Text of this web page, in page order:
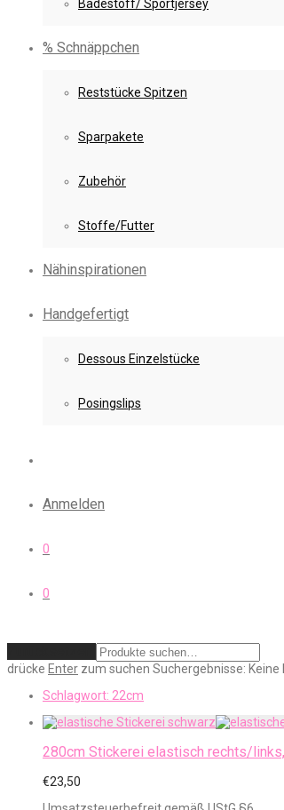
Badestoff/ Sportjersey
% Schnäppchen
Reststücke Spitzen
Sparpakete
Zubehör
Stoffe/Futter
Nähinspirationen
Handgefertigt
Dessous Einzelstücke
Posingslips
Anmelden
0
0
drücke Enter zum suchen Suchergebnisse:
Schlagwort: 22cm
280cm Stickerei elastisch rechts/
€23,50